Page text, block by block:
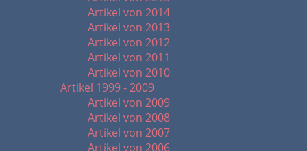
Artikel von 2014
Artikel von 2013
Artikel von 2012
Artikel von 2011
Artikel von 2010
Artikel 1999 - 2009
Artikel von 2009
Artikel von 2008
Artikel von 2007
Artikel von 2006